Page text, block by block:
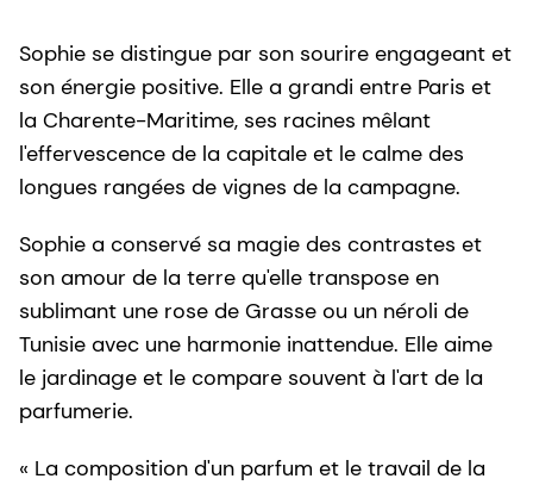
Sophie se distingue par son sourire engageant et
son énergie positive. Elle a grandi entre Paris et
la Charente-Maritime, ses racines mêlant
l'effervescence de la capitale et le calme des
longues rangées de vignes de la campagne.
Sophie a conservé sa magie des contrastes et
son amour de la terre qu'elle transpose en
sublimant une rose de Grasse ou un néroli de
Tunisie avec une harmonie inattendue. Elle aime
le jardinage et le compare souvent à l'art de la
parfumerie.
« La composition d'un parfum et le travail de la